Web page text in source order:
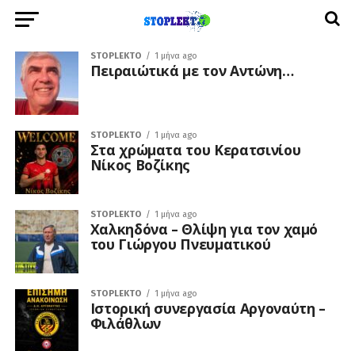
STOPLEKTO 1 μήνα ago
Πειραιώτικά με τον Αντώνη…
STOPLEKTO 1 μήνα ago
Στα χρώματα του Κερατσινίου
Νίκος Βοζίκης
STOPLEKTO 1 μήνα ago
Χαλκηδόνα – Θλίψη για τον χαμό
του Γιώργου Πνευματικού
STOPLEKTO 1 μήνα ago
Ιστορική συνεργασία Αργοναύτη –
Φιλάθλων